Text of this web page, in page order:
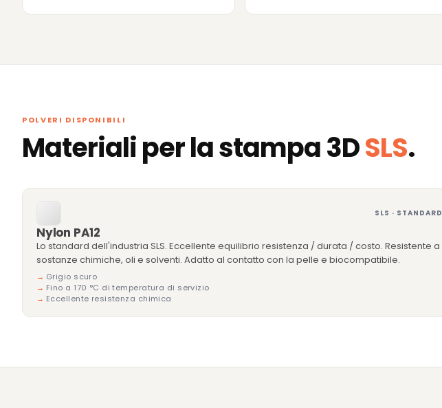
POLVERI DISPONIBILI
Materiali per la stampa 3DSLS.
SLS · STANDARD
Nylon PA12
Lo standard dell'industria SLS. Eccellente equilibrio resistenza / durata / costo. Resistente a
sostanze chimiche, oli e solventi. Adatto al contatto con la pelle e biocompatibile.
Grigio scuro
Fino a 170 °C di temperatura di servizio
Eccellente resistenza chimica